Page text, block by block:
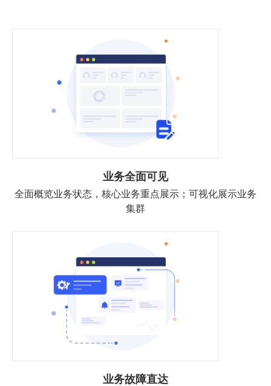
业务全面可见
全面概览业务状态，核心业务重点展示；可视化展示业务
集群
业务故障直达